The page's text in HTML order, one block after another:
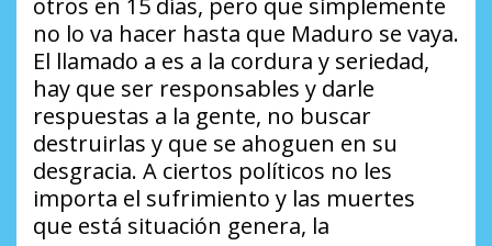
otros en 15 días, pero que simplemente
no lo va hacer hasta que Maduro se vaya.
El llamado a es a la cordura y seriedad,
hay que ser responsables y darle
respuestas a la gente, no buscar
destruirlas y que se ahoguen en su
desgracia. A ciertos políticos no les
importa el sufrimiento y las muertes
que está situación genera, la